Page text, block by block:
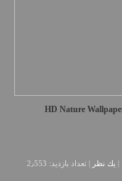
يك نظر | تعداد بازدید: 2٫553